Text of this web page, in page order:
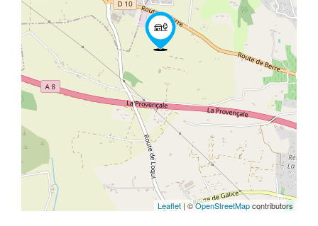
Leaflet| ©OpenStreetMapcontributors